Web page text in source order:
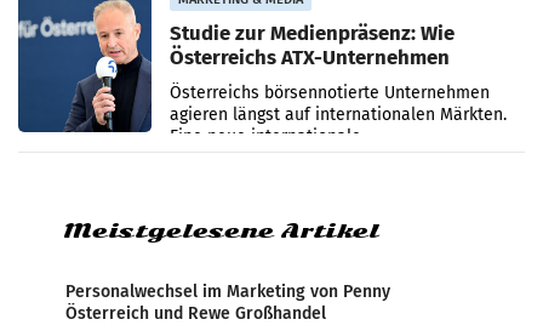
Studie zur Medienpräsenz: Wie
Österreichs ATX-Unternehmen
international wahrgenommen
werden
Österreichs börsennotierte Unternehmen
agieren längst auf internationalen Märkten.
Eine neue internationale
Medienresonanzanalyse untersucht die
Meistgelesene Artikel
Personalwechsel im Marketing von Penny
Österreich und Rewe Großhandel